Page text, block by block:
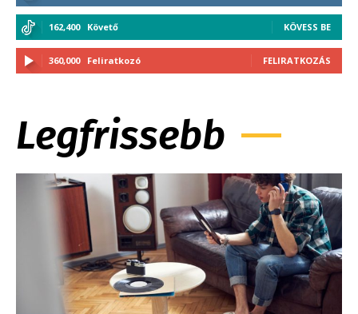
162,400 Követő KÖVESS BE
360,000 Feliratkozó FELIRATKOZÁS
Legfrissebb